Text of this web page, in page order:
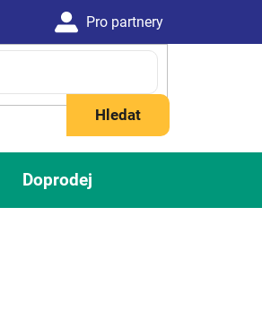
Hledat
Doprodej